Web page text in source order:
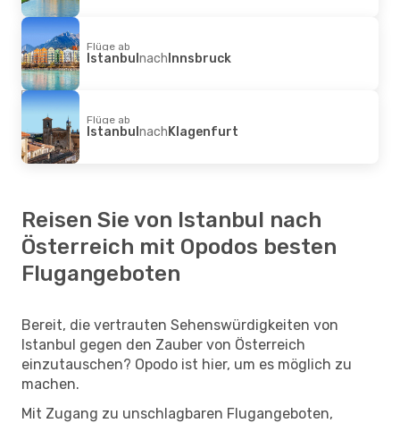
Flüge ab
IstanbulnachInnsbruck
Flüge ab
IstanbulnachKlagenfurt
Reisen Sie von Istanbul nach
Österreich mit Opodos besten
Flugangeboten
Bereit, die vertrauten Sehenswürdigkeiten von
Istanbul gegen den Zauber von Österreich
einzutauschen? Opodo ist hier, um es möglich zu
machen.
Mit Zugang zu unschlagbaren Flugangeboten,